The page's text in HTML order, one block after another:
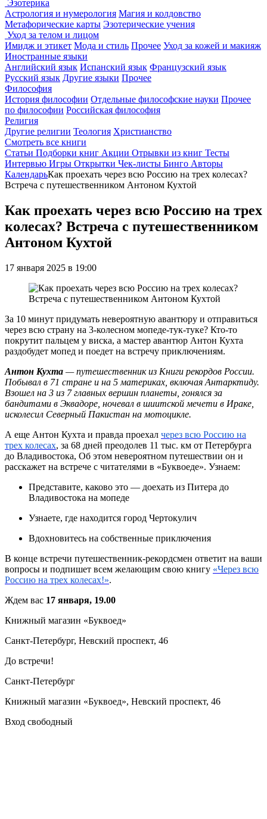
Эзотерика
Астрология и нумерология Магия и колдовство
Метафорические карты Эзотерические учения
Уход за телом и лицом
Имидж и этикет Мода и стиль Прочее Уход за кожей и макияж
Иностранные языки
Английский язык Испанский язык Французский язык
Русский язык Другие языки Прочее
Философия
История философии Отдельные философские науки Прочее
по философии Российская философия
Религия
Другие религии Теология Христианство
Смотреть все книги
Статьи Подборки книг Акции Отрывки из книг Тесты
Интервью Игры Открытки Чек-листы Бинго Авторы
КалендарьКак проехать через всю Россию на трех колесах?
Встреча с путешественником Антоном Кухтой
Как проехать через всю Россию на трех
колесах? Встреча с путешественником
Антоном Кухтой
17 января 2025 в 19:00
За 10 минут придумать невероятную авантюру и отправиться
через всю страну на 3-колесном мопеде-тук-туке? Кто-то
покрутит пальцем у виска, а мастер авантюр Антон Кухта
раздобудет мопед и поедет на встречу приключениям.
Антон Кухта — путешественник из Книги рекордов России.
Побывал в 71 стране и на 5 материках, включая Антарктиду.
Взошел на 3 из 7 главных вершин планеты, гонялся за
бандитами в Эквадоре, ночевал в шиитской мечети в Ираке,
исколесил Северный Пакистан на мотоцикле.
А еще Антон Кухта и правда проехал через всю Россию на
трех колесах, за 68 дней преодолев 11 тыс. км от Петербурга
до Владивостока, Об этом невероятном путешествии он и
расскажет на встрече с читателями в «Буквоеде». Узнаем:
Представите, каково это — доехать из Питера до
Владивостока на мопеде
Узнаете, где находится город Чертокулич
Вдохновитесь на собственные приключения
В конце встречи путешественник-рекордсмен ответит на ваши
вопросы и подпишет всем желающим свою книгу «Через всю
Россию на трех колесах!».
Ждем вас 17 января, 19.00
Книжный магазин «Буквоед»
Санкт-Петербург, Невский проспект, 46
До встречи!
Санкт-Петербург
Книжный магазин «Буквоед», Невский проспект, 46
Вход свободный